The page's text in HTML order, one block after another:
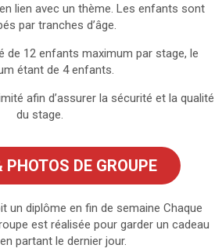
lien avec un thème. Les enfants sont
par tranches d’âge.
de 12 enfants maximum par stage, le
étant de 4 enfants.
afin d’assurer la sécurité et la qualité
du stage.
PHOTOS DE GROUPE
un diplôme en fin de semaine Chaque
est réalisée pour garder un cadeau
partant le dernier jour.